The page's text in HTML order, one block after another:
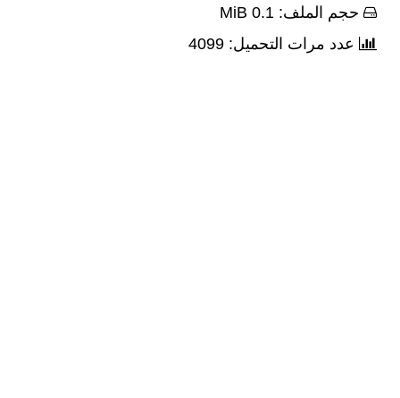
حجم الملف: 0.1 MiB
عدد مرات التحميل: 4099